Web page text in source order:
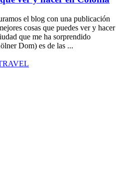
el blog con una publicación
cosas que puedes ver y hacer
que me ha sorprendido
Dom) es de las ...